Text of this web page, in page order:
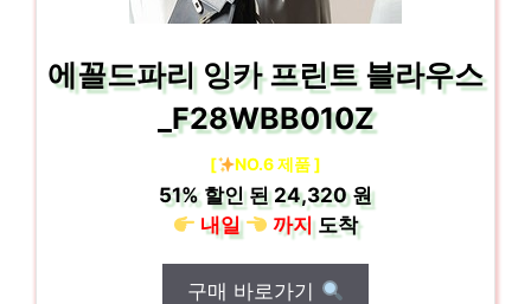
에꼴드파리 잉카 프린트 블라우스
_F28WBB010Z
[ NO.6 제품 ]
51%할인 된24,320 원
내일
까지도착
구매 바로가기